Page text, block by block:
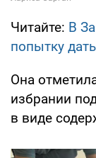
Читайте: В
попытку
Она
избрании
в виде